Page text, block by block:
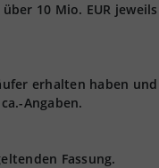
10 Mio. EUR
erhalten haben und
Angaben.
Fassung.